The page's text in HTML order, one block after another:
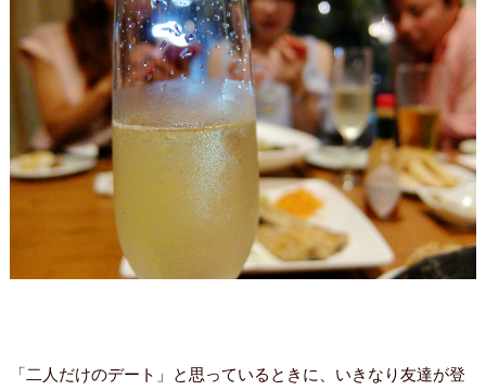
「二人だけのデート」と思っているときに、いきなり友達が登